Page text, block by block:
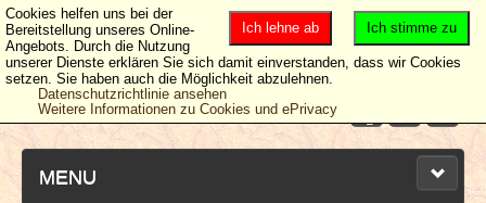
MENU
Ich stimme zu
Ich lehne ab
Cookies helfen uns bei der
Bereitstellung unseres Online-
Angebots. Durch die Nutzung
unserer Dienste erklären Sie sich damit einverstanden, dass wir Cookies
setzen. Sie haben auch die Möglichkeit abzulehnen.
Datenschutzrichtlinie ansehen
Weitere Informationen zu Cookies und ePrivacy